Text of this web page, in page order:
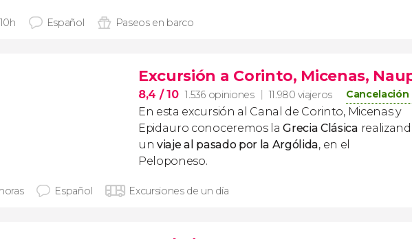
Español Paseos en barco
Excursión a Corinto, Micenas,
8,4 / 10 1.536 opiniones 11.980 viajeros
En esta excursión al Canal de Corinto, Micenas y
Epidauro conoceremos laGrecia Clásica
unviaje al pasado por la Argólida, en el
Peloponeso.
Español Excursiones de un día